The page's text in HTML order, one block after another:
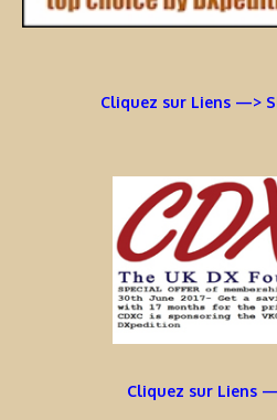
Cliquez sur Liens —>
Cliquez sur Liens